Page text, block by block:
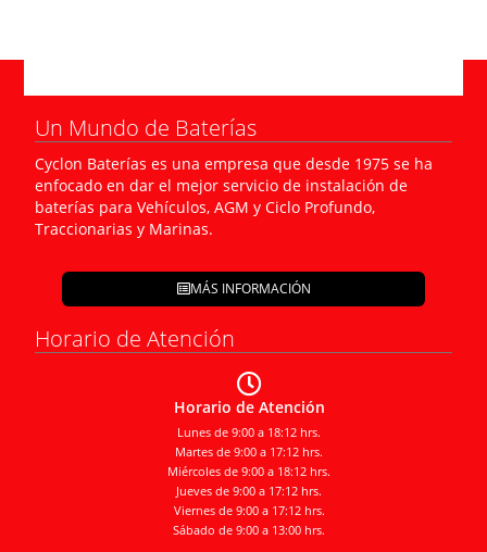
Un Mundo de Baterías
Cyclon Baterías es una empresa que desde 1975 se ha
enfocado en dar el mejor servicio de instalación de
baterías para Vehículos, AGM y Ciclo Profundo,
Traccionarias y Marinas.
MÁS INFORMACIÓN
Horario de Atención
Horario de Atención
Lunes de 9:00 a 18:12 hrs.
Martes de 9:00 a 17:12 hrs.
Miércoles de 9:00 a 18:12 hrs.
Jueves de 9:00 a 17:12 hrs.
Viernes de 9:00 a 17:12 hrs.
Sábado de 9:00 a 13:00 hrs.